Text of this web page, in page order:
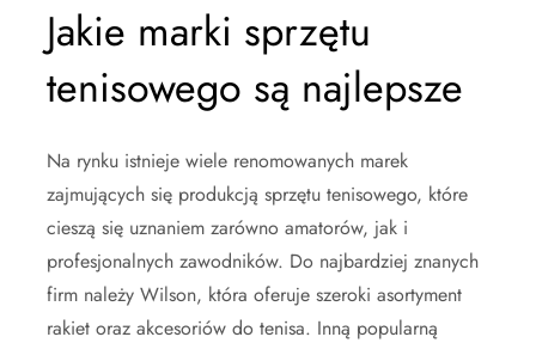
Jakie marki sprzętu
tenisowego są najlepsze
Na rynku istnieje wiele renomowanych marek
zajmujących się produkcją sprzętu tenisowego, które
cieszą się uznaniem zarówno amatorów, jak i
profesjonalnych zawodników. Do najbardziej znanych
firm należy Wilson, która oferuje szeroki asortyment
rakiet oraz akcesoriów do tenisa. Inną popularną